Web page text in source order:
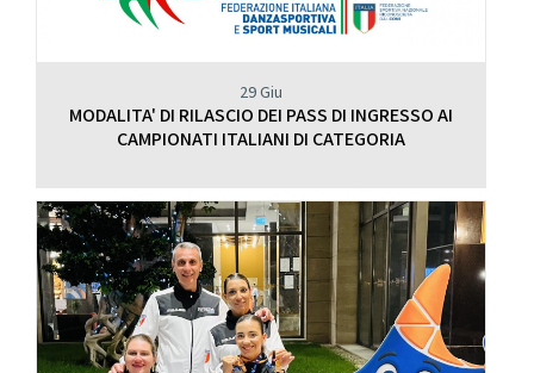
29 Giu
MODALITA' DI RILASCIO DEI PASS DI INGRESSO AI
CAMPIONATI ITALIANI DI CATEGORIA